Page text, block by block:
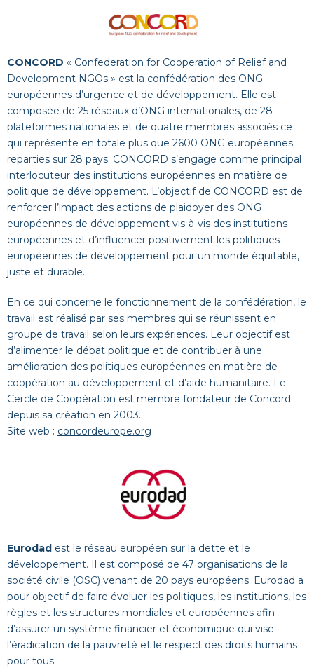
CONCORD « Confederation for Cooperation of Relief and
Development NGOs » est la confédération des ONG
européennes d’urgence et de développement. Elle est
composée de 25 réseaux d’ONG internationales, de 28
plateformes nationales et de quatre membres associés ce
qui représente en totale plus que 2600 ONG européennes
reparties sur 28 pays. CONCORD s’engage comme principal
interlocuteur des institutions européennes en matière de
politique de développement. L’objectif de CONCORD est de
renforcer l’impact des actions de plaidoyer des ONG
européennes de développement vis-à-vis des institutions
européennes et d’influencer positivement les politiques
européennes de développement pour un monde équitable,
juste et durable.
En ce qui concerne le fonctionnement de la confédération, le
travail est réalisé par ses membres qui se réunissent en
groupe de travail selon leurs expériences. Leur objectif est
d’alimenter le débat politique et de contribuer à une
amélioration des politiques européennes en matière de
coopération au développement et d’aide humanitaire. Le
Cercle de Coopération est membre fondateur de Concord
depuis sa création en 2003.
Site web : concordeurope.org
Eurodad est le réseau européen sur la dette et le
développement. Il est composé de 47 organisations de la
société civile (OSC) venant de 20 pays européens. Eurodad a
pour objectif de faire évoluer les politiques, les institutions, les
règles et les structures mondiales et européennes afin
d’assurer un système financier et économique qui vise
l’éradication de la pauvreté et le respect des droits humains
pour tous.